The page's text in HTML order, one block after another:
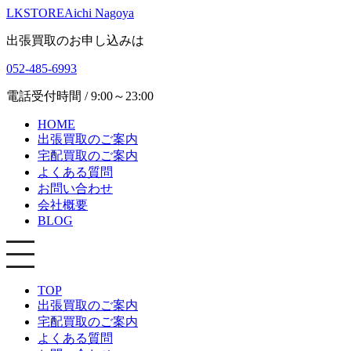
LKSTOREAichi Nagoya
出張買取のお申し込みは
052-485-6993
電話受付時間 / 9:00～23:00
HOME
出張買取のご案内
宅配買取のご案内
よくある質問
お問い合わせ
会社概要
BLOG
TOP
出張買取のご案内
宅配買取のご案内
よくある質問